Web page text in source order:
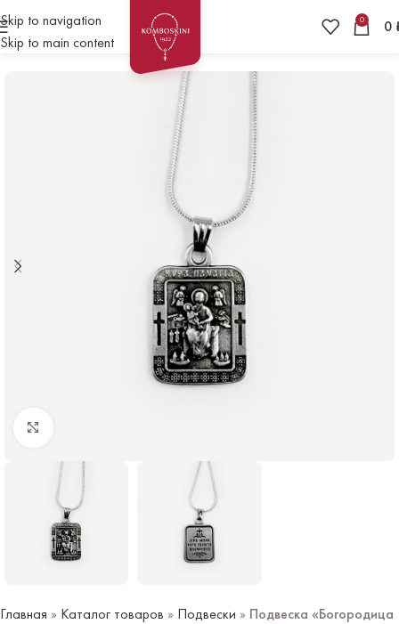
Skip to navigation
Skip to main content
0 0
Главная » Каталог товаров » Подвески » Подвеска «Богородица